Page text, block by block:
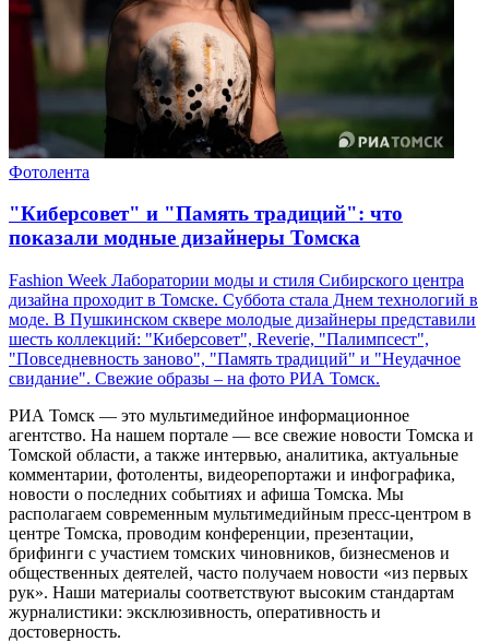
Фотолента
"Киберсовет" и "Память традиций": что
показали модные дизайнеры Томска
Fashion Week Лаборатории моды и стиля Сибирского центра
дизайна проходит в Томске. Суббота стала Днем технологий в
моде. В Пушкинском сквере молодые дизайнеры представили
шесть коллекций: "Киберсовет", Reverie, "Палимпсест",
"Повседневность заново", "Память традиций" и "Неудачное
свидание". Свежие образы – на фото РИА Томск.
РИА Томск — это мультимедийное информационное
агентство. На нашем портале — все свежие новости Томска и
Томской области, а также интервью, аналитика, актуальные
комментарии, фотоленты, видеорепортажи и инфографика,
новости о последних событиях и афиша Томска. Мы
располагаем современным мультимедийным пресс-центром в
центре Томска, проводим конференции, презентации,
брифинги с участием томских чиновников, бизнесменов и
общественных деятелей, часто получаем новости «из первых
рук». Наши материалы соответствуют высоким стандартам
журналистики: эксклюзивность, оперативность и
достоверность.